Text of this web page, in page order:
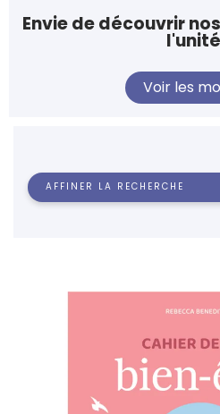
Envie de découvrir
Voir les
AFFINER LA RECHERCHE